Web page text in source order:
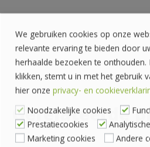
Gerelateerde
We gebruiken cookies op onze
relevante ervaring te bieden door
herhaalde bezoeken te
klikken, stemt u in met het gebruik
hier onze privacy- en
Noodzakelijke cookies
Prestatiecookies
Marketing cookies
Andere